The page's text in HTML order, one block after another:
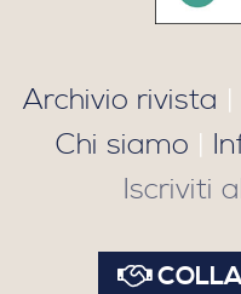
Archivio rivista |
Chi siamo |
Iscriviti